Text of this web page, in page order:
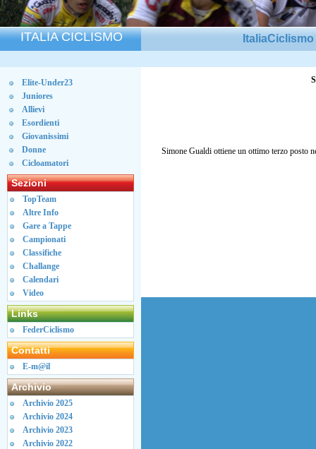
ITALIA CICLISMO
Elite-Under23
Juniores
Allievi
Esordienti
Giovanissimi
Donne
Cicloamatori
Sezioni
TopTeam
Altre Info
Gare a Tappe
Campionati
Classifiche
Challange
Calendari
Video
Links
FederCiclismo
Contatti
E-m@il
Archivio
Archivio 2025
Archivio 2024
Archivio 2023
Archivio 2022
Simone Gualdi ottiene un ottimo terzo posto